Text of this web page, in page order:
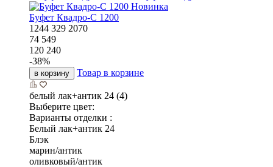
Новинка
Буфет Квадро-С 1200
1244 329 2070
74 549
120 240
-38%
в корзину Товар в корзине
белый лак+антик 24 (4)
Выберите цвет:
Варианты отделки :
Белый лак+антик 24
Блэк
марин/антик
оливковый/антик